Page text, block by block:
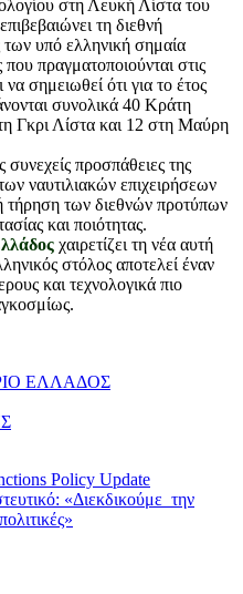
στη Λευκή Λίστα του
τη διεθνή
υπό ελληνική σημαία
πραγματοποιούνται στις
σημειωθεί ότι για το έτος
συνολικά 40 Κράτη
Γκρι Λίστα και 12 στη Μαύρη
προσπάθειες της
ναυτιλιακών επιχειρήσεων
τήρηση των διεθνών προτύπων
και ποιότητας.
χαιρετίζει τη νέα αυτή
στόλος αποτελεί έναν
και τεχνολογικά πιο
ΕΛΛΑΔΟΣ
Policy Update
«Διεκδικούμε την